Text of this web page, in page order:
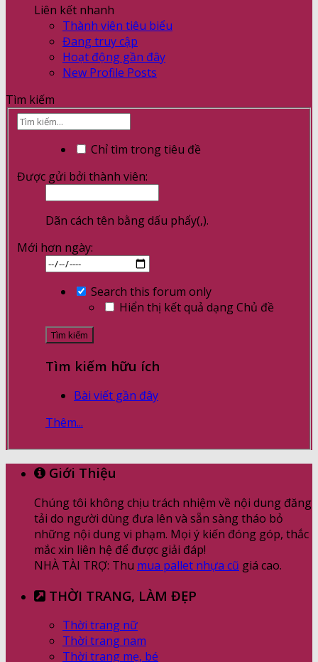
Liên kết nhanh
Thành viên tiêu biểu
Đang truy cập
Hoạt động gần đây
New Profile Posts
Tìm kiếm
Chỉ tìm trong tiêu đề
Được gửi bởi thành viên:
Dãn cách tên bằng dấu phẩy(,).
Mới hơn ngày:
Search this forum only
Hiển thị kết quả dạng Chủ đề
Tìm kiếm hữu ích
Bài viết gần đây
Thêm...
Giới Thiệu
Chúng tôi không chịu trách nhiệm về nội dung đăng
tải do người dùng đưa lên và sẵn sàng tháo bỏ
những nội dung vi phạm. Mọi ý kiến đóng góp, thắc
mắc xin liên hệ để được giải đáp!
NHÀ TÀI TRỢ: Thu mua pallet nhựa cũ giá cao.
THỜI TRANG, LÀM ĐẸP
Thời trang nữ
Thời trang nam
Thời trang mẹ, bé